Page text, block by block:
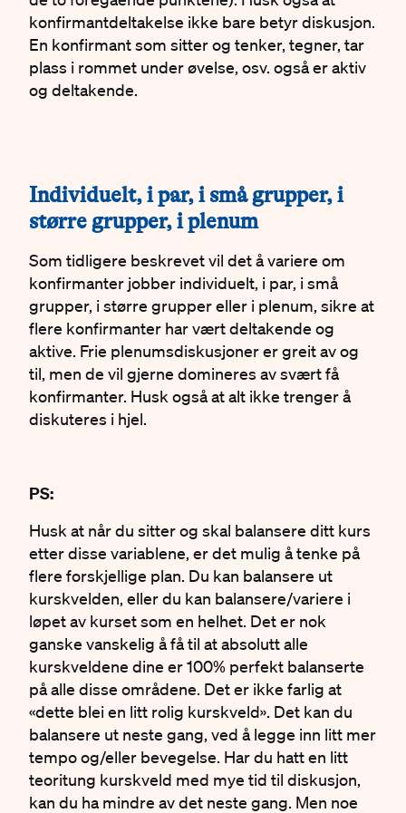
konfirmantdeltakelse ikke bare betyr diskusjon.
En konfirmant som sitter og tenker, tegner, tar
plass i rommet under øvelse, osv. også er aktiv
og deltakende.
#
Individuelt, i par, i små grupper, i
større grupper, i plenum
Som tidligere beskrevet vil det å variere om
konfirmanter jobber individuelt, i par, i små
grupper, i større grupper eller i plenum, sikre at
flere konfirmanter har vært deltakende og
aktive. Frie plenumsdiskusjoner er greit av og
til, men de vil gjerne domineres av svært få
konfirmanter. Husk også at alt ikke trenger å
diskuteres i hjel.
PS:
Husk at når du sitter og skal balansere ditt kurs
etter disse variablene, er det mulig å tenke på
flere forskjellige plan. Du kan balansere ut
kurskvelden, eller du kan balansere/variere i
løpet av kurset som en helhet. Det er nok
ganske vanskelig å få til at absolutt alle
kurskveldene dine er 100% perfekt balanserte
på alle disse områdene. Det er ikke farlig at
«dette blei en litt rolig kurskveld». Det kan du
balansere ut neste gang, ved å legge inn litt mer
tempo og/eller bevegelse. Har du hatt en litt
teoritung kurskveld med mye tid til diskusjon,
kan du ha mindre av det neste gang. Men noe